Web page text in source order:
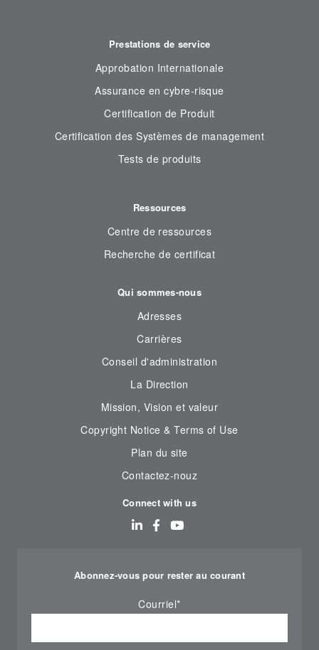
Prestations de service
Approbation Internationale
Assurance en cybre-risque
Certification de Produit
Certification des Systèmes de management
Tests de produits
Ressources
Centre de ressources
Recherche de certificat
Qui sommes-nous
Adresses
Carrières
Conseil d'administration
La Direction
Mission, Vision et valeur
Copyright Notice & Terms of Use
Plan du site
Contactez-nouz
Connect with us
Abonnez-vous pour rester au courant
Courriel*